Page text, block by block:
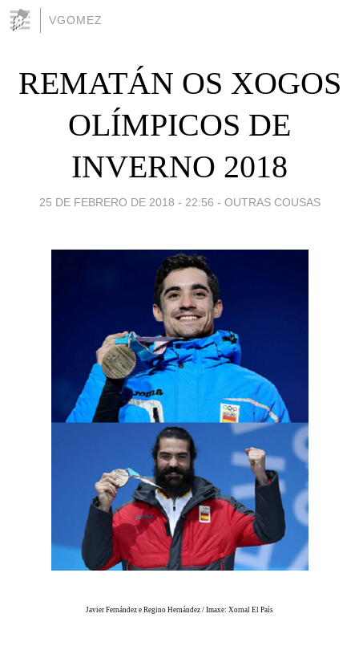
VGOMEZ
REMATÁN OS XOGOS
OLÍMPICOS DE
INVERNO 2018
25 DE FEBRERO DE 2018 - 22:56 - OUTRAS COUSAS
Javier Fernández e Regino Hernández / Imaxe: Xornal El País